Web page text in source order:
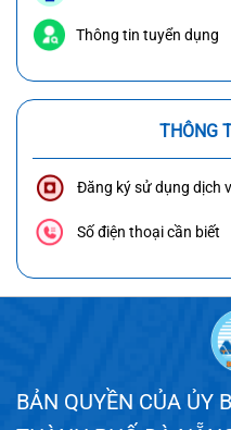
Thông tin tuyển dụng
THÔNG
Đăng ký sử dụng dịch
Số điện thoại cần biết
BẢN QUYỀN CỦA ỦY